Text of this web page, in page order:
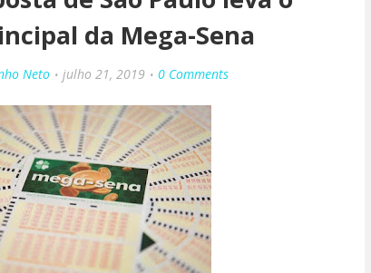
da Mega-Sena
Neto julho 21, 2019 0 Comments